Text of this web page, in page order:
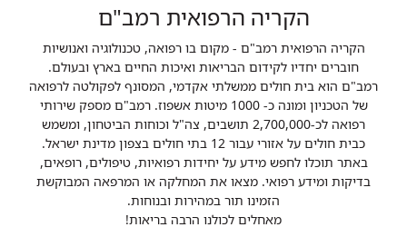
הקריה הרפואית רמב"ם
הקריה הרפואית רמב"ם - מקום בו רפואה, טכנולוגיה ואנושיות
חוברים יחדיו לקידום הבריאות ואיכות החיים בארץ ובעולם.
רמב"ם הוא בית חולים ממשלתי אקדמי, המסונף לפקולטה לרפואה
של הטכניון ומונה כ- 1000 מיטות אשפוז. רמב"ם מספק שירותי
רפואה לכ-2,700,000 תושבים, צה"ל וכוחות הביטחון, ומשמש
כבית חולים על אזורי עבור 12 בתי חולים בצפון מדינת ישראל.
באתר תוכלו לחפש מידע על יחידות רפואיות, טיפולים, רופאים,
בדיקות ומידע רפואי. מצאו את המחלקה או המרפאה המבוקשת
הזמינו תור במהירות ובנוחות.
מאחלים לכולנו הרבה בריאות!